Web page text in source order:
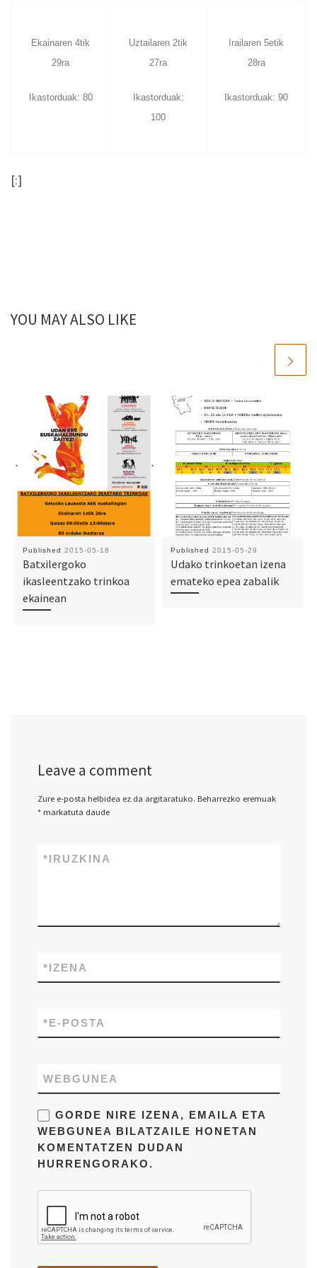
Ekainaren 4tik
29ra
Ikastorduak: 80
Uztailaren 2tik
27ra
Ikastorduak:
100
Irailaren 5etik
28ra
Ikastorduak: 90
[:]
YOU MAY ALSO LIKE
Published 2015-05-18
Batxilergoko
ikasleentzako trinkoa
ekainean
Published 2015-05-29
Udako trinkoetan izena
emateko epea zabalik
Leave a comment
Zure e-posta helbidea ez da argitaratuko. Beharrezko eremuak
*markatuta daude
IRUZKINA
*
IZENA
*
E-POSTA
*
WEBGUNEA
GORDE NIRE IZENA, EMAILA ETA
WEBGUNEA BILATZAILE HONETAN
KOMENTATZEN DUDAN
HURRENGORAKO.